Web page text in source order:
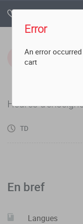
Composante
IUT d'Annecy
Heures
TD
En bref
Langues
Error
An error
cart